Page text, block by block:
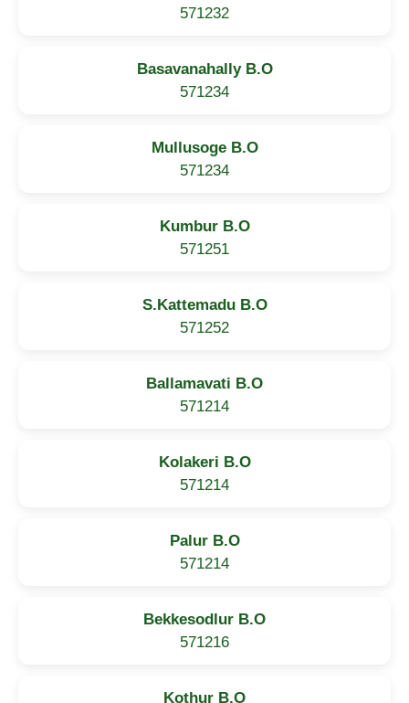
571232
Basavanahally B.O
571234
Mullusoge B.O
571234
Kumbur B.O
571251
S.Kattemadu B.O
571252
Ballamavati B.O
571214
Kolakeri B.O
571214
Palur B.O
571214
Bekkesodlur B.O
571216
Kothur B.O